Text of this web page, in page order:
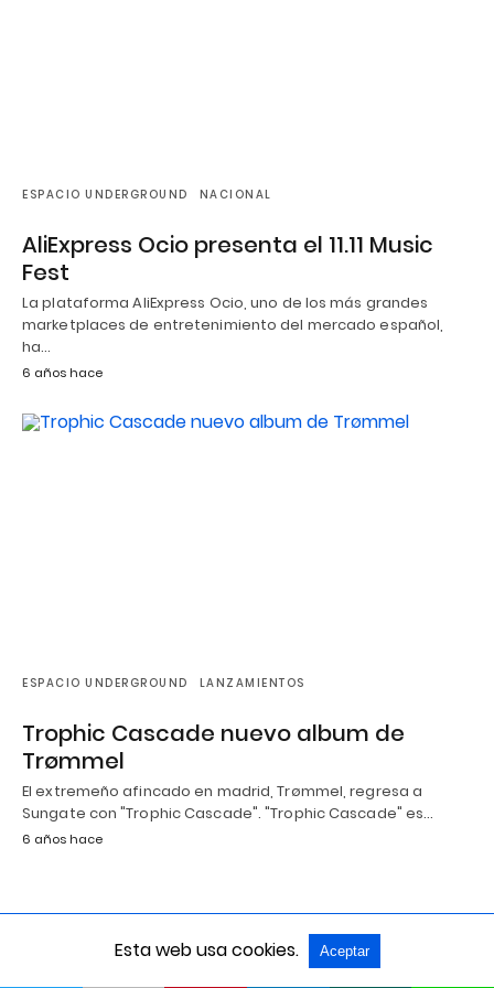
ESPACIO UNDERGROUND NACIONAL
AliExpress Ocio presenta el 11.11 Music
Fest
La plataforma AliExpress Ocio, uno de los más grandes
marketplaces de entretenimiento del mercado español,
ha…
6 años hace
ESPACIO UNDERGROUND LANZAMIENTOS
Trophic Cascade nuevo album de
Trømmel
El extremeño afincado en madrid, Trømmel, regresa a
Sungate con "Trophic Cascade". "Trophic Cascade" es…
6 años hace
Grow Sound Mag, All Rights Reserved Version no AMP
Esta web usa cookies. Aceptar